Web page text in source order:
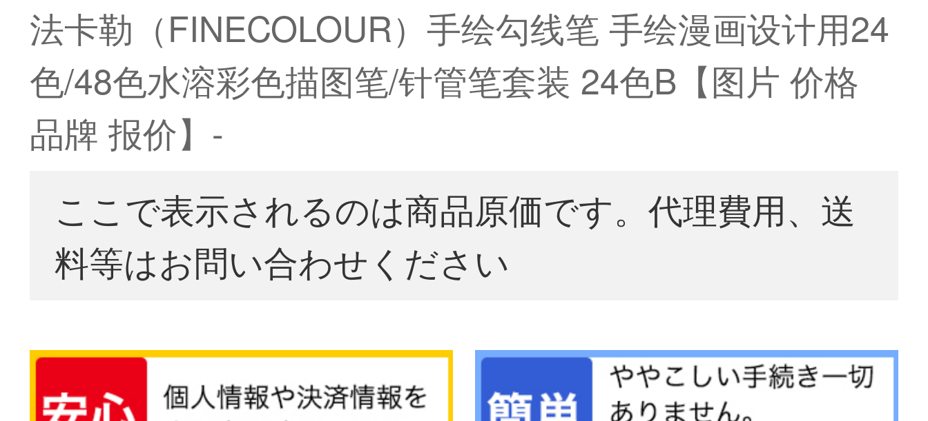
法卡勒（FINECOLOUR）手绘勾线笔 手绘漫画设计用24
色/48色水溶彩色描图笔/针管笔套装 24色B【图片 价格
品牌 报价】-
ここで表示されるのは商品原価です。代理費用、送
料等はお問い合わせください